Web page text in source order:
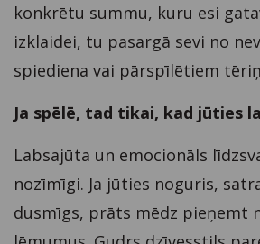
konkrētu summu, kuru esi
izklaidei, tu pasargā sevi no
spiediena vai pārspīlētiem
Ja spēlē, tad tikai, kad jūties
Labsajūta un emocionāls
nozīmīgi. Ja jūties noguris,
dusmīgs, prāts mēdz pieņemt